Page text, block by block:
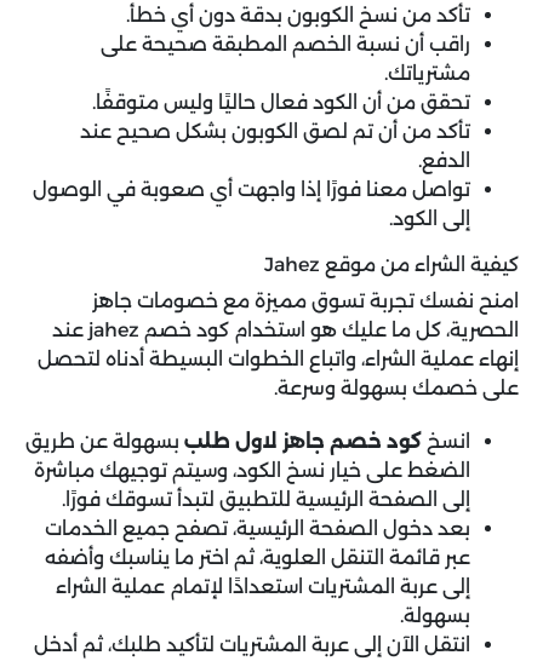
تأكد من نسخ الكوبون بدقة دون أي خطأ.
راقب أن نسبة الخصم المطبقة صحيحة على
مشترياتك.
تحقق من أن الكود فعال حاليًا وليس متوقفًا.
تأكد من أن تم لصق الكوبون بشكل صحيح عند
الدفع.
تواصل معنا فورًا إذا واجهت أي صعوبة في الوصول
إلى الكود.
كيفية الشراء من موقع Jahez
امنح نفسك تجربة تسوق مميزة مع خصومات جاهز
الحصرية، كل ما عليك هو استخدام كود خصم jahez عند
إنهاء عملية الشراء، واتباع الخطوات البسيطة أدناه لتحصل
على خصمك بسهولة وسرعة.
انسخ كود خصم جاهز لاول طلب بسهولة عن طريق
الضغط على خيار نسخ الكود، وسيتم توجيهك مباشرة
إلى الصفحة الرئيسية للتطبيق لتبدأ تسوقك فورًا.
بعد دخول الصفحة الرئيسية، تصفح جميع الخدمات
عبر قائمة التنقل العلوية، ثم اختر ما يناسبك وأضفه
إلى عربة المشتريات استعدادًا لإتمام عملية الشراء
بسهولة.
انتقل الآن إلى عربة المشتريات لتأكيد طلبك، ثم أدخل